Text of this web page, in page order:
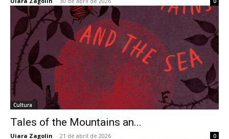
Cultura
Tales of the Mountains an...
Uiara Zagolin - 21 de abril de 2026 0